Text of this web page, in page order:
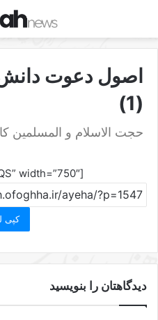
اصول دعوت دانش
(1)
حجت الاسلام و المسلمین
[aparat id=”nBzQS” width=”750″]
کپی
دیدگاهتان را بنویسید